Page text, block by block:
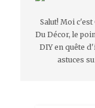
Salut! Moi c'est
Du Décor, le
DIY en quête
astuces